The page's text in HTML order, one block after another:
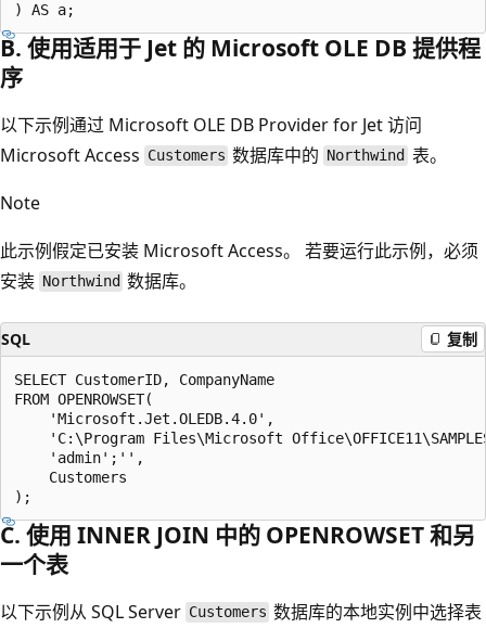
B. 使用适用于 Jet 的 Microsoft OLE DB 提供程
序
以下示例通过 Microsoft OLE DB Provider for Jet 访问
Microsoft Access Customers 数据库中的 Northwind 表。
Note
此示例假定已安装 Microsoft Access。 若要运行此示例，必须
安装 Northwind 数据库。
SQL 复制
SELECT CustomerID, CompanyName
FROM OPENROWSET(
    'Microsoft.Jet.OLEDB.4.0',
'C:\Program Files\Microsoft
    'admin';'',
    Customers
C. 使用 INNER JOIN 中的 OPENROWSET 和另
一个表
以下示例从 SQL Server Customers 数据库的本地实例中选择表